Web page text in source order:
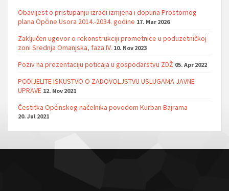
Obavijest o pristupanju izradi izmjena i dopuna Prostornog
plana Općine Usora 2014.-2034. godine 17. Mar 2026
Zaključen ugovor o rekonstrukciji prometnice u poduzetničkoj
zoni Srednja Omanjska, faza IV. 10. Nov 2023
Poziv na prezentaciju poticaja u gospodarstvu ZDŽ 05. Apr 2022
PODIJELITE ISKUSTVO O ZADOVOLJSTVU USLUGAMA JAVNE
UPRAVE 12. Nov 2021
Čestitka Općinskog načelnika povodom Kurban Bajrama
20. Jul 2021